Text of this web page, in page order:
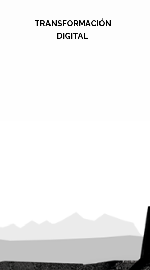
TRANSFORMACIÓN
DIGITAL